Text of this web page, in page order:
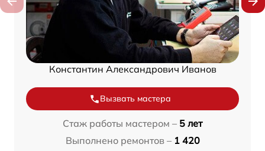
Константин Александрович Иванов
Вызвать мастера
Стаж работы мастером – 5 лет
Выполнено ремонтов – 1 420